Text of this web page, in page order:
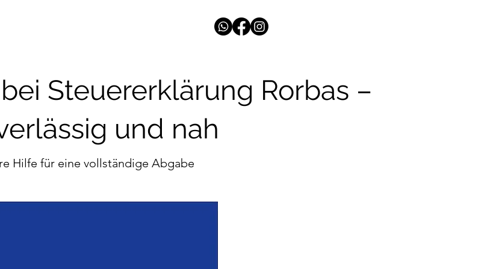
Steuererklärung Rorbas –
und nah
Hilfe für eine vollständige Abgabe